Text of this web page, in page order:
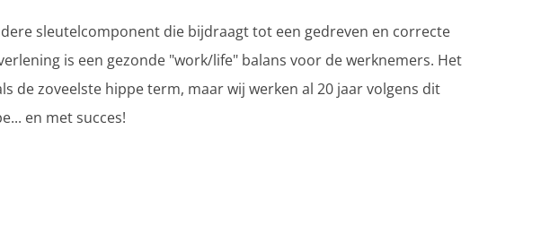
sleutelcomponent die bijdraagt tot een gedreven en correcte
is een gezonde "work/life" balans voor de werknemers. Het
de zoveelste hippe term, maar wij werken al 20 jaar volgens dit
en met succes!